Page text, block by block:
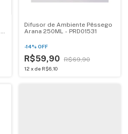
Difusor de Ambiente Pêssego
Arana 250ML - PRD01531
-14% OFF
R$59,90 R$69,90
12 x de R$6,10